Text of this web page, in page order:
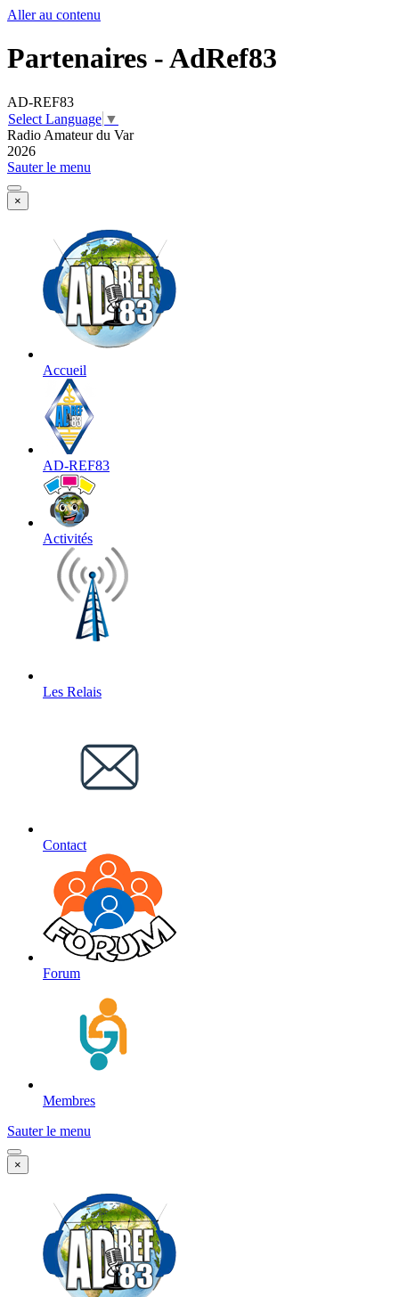
Aller au contenu
Partenaires - AdRef83
AD-REF83
Select Language ▼
Radio Amateur du Var
2026
Sauter le menu
×
Accueil
AD-REF83
Activités
Les Relais
Contact
Forum
Membres
Sauter le menu
×